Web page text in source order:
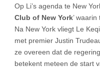
Op Li’s agenda te New
Club of New York’
Na New York vliegt Le
met premier Justin
ze overeen dat de
betekent meteen de start